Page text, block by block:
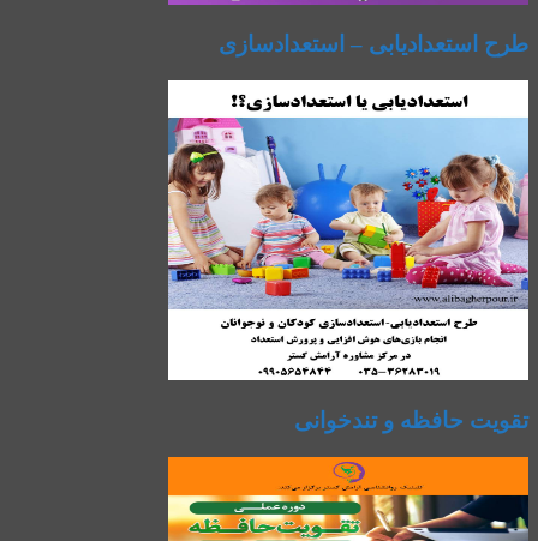
طرح استعدادیابی – استعدادسازی
تقویت حافظه و تندخوانی